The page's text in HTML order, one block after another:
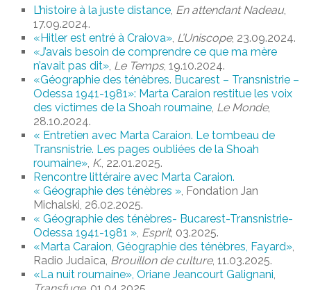
L’histoire à la juste distance, En attendant Nadeau,
17.09.2024.
«Hitler est entré à Craiova», L’Uniscope, 23.09.2024.
«J’avais besoin de comprendre ce que ma mère
n’avait pas dit», Le Temps, 19.10.2024.
«Géographie des ténèbres. Bucarest – Transnistrie –
Odessa 1941-1981»: Marta Caraion restitue les voix
des victimes de la Shoah roumaine, Le Monde,
28.10.2024.
« Entretien avec Marta Caraion. Le tombeau de
Transnistrie. Les pages oubliées de la Shoah
roumaine», K., 22.01.2025.
Rencontre littéraire avec Marta Caraion.
« Géographie des ténèbres », Fondation Jan
Michalski, 26.02.2025.
« Géographie des ténèbres- Bucarest-Transnistrie-
Odessa 1941-1981 », Esprit, 03.2025.
«Marta Caraion, Géographie des ténèbres, Fayard»,
Radio Judaïca, Brouillon de culture, 11.03.2025.
«La nuit roumaine», Oriane Jeancourt Galignani,